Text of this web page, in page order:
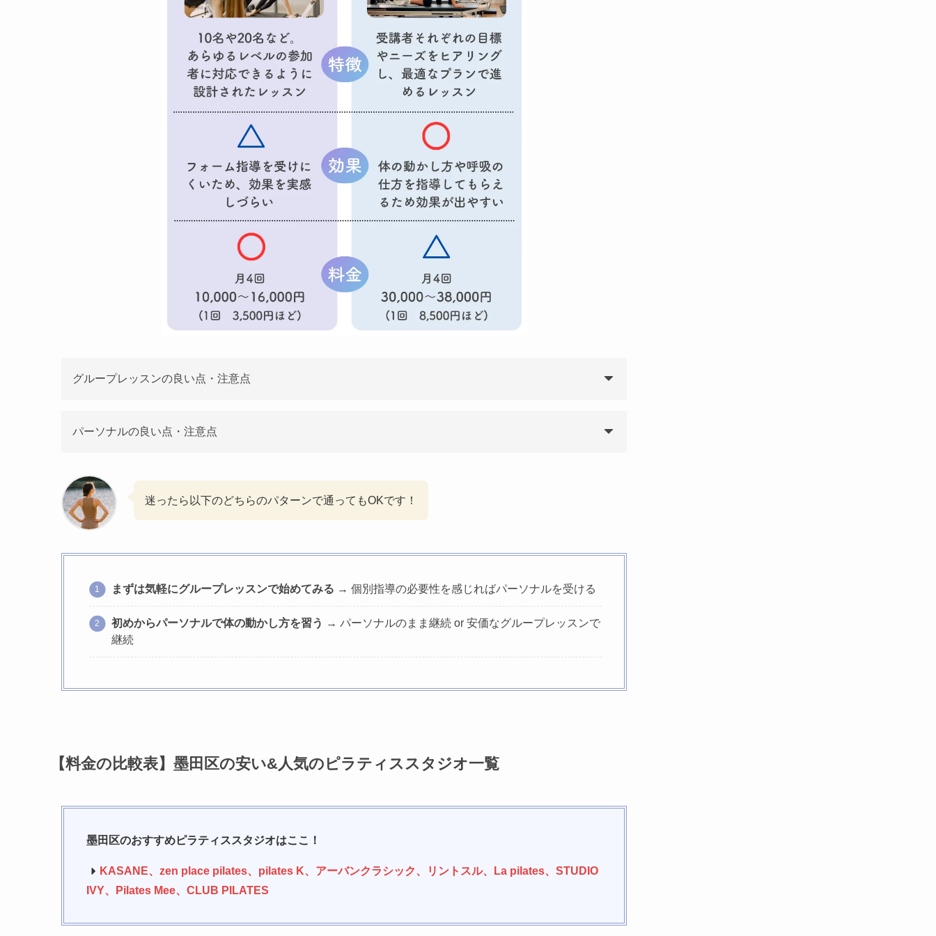
グループレッスンの良い点・注意点
パーソナルの良い点・注意点
迷ったら以下のどちらのパターンで通ってもOKです！
まずは気軽にグループレッスンで始めてみる → 個別指導の必要性を感じればパーソナルを受ける
初めからパーソナルで体の動かし方を習う → パーソナルのまま継続 or 安価なグループレッスンで
継続
【料金の比較表】墨田区の安い&人気のピラティススタジオ一覧
墨田区のおすすめピラティススタジオはここ！
KASANE、zen place pilates、 pilates K、アーバンクラシック、リントスル、La pilates、STUDIO
IVY、Pilates Mee、CLUB PILATES